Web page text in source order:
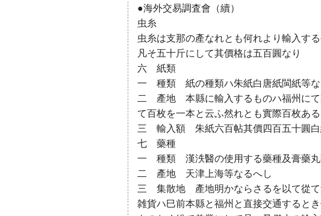
●海外交易調査會（續）
虫糸
虫糸は支那の產なれとも何れより輸入す
凡そ五十斤にして其價格は五百圓なり
六 紙類
一 種類 紙の種類ハ朱紙白唐紙閩紙等な
二 產地 本縣に輸入するものハ福州にて
て百枚を一本と云ふ然れとも實際百枚あ
三 輸入額 朱紙六百帖其價四百五十圓白
七 藥種
一 種類 漢泆醫の使用する藥種及膏藥丸
二 產地 天津上海等なるへし
三 集散地 產地明かならさるを以て從て
雑貨ハ巳前本縣と福州と直接交通すると